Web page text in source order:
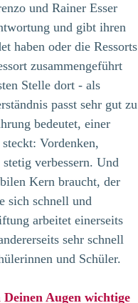
und Rainer Esser
und gibt ihren
haben oder die Ressorts
zusammengeführt
Stelle dort - als
passt sehr gut zu
bedeutet, einer
Vordenken,
verbessern. Und
Kern braucht, der
sich schnell und
arbeitet einerseits
sehr schnell
und Schüler.
Augen wichtige